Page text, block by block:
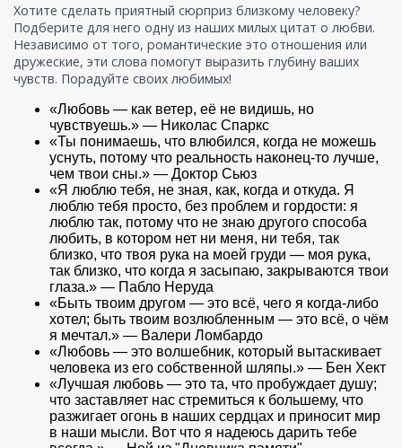
Хотите сделать приятный сюрприз близкому человеку?
Подберите для него одну из наших милых цитат о любви.
Независимо от того, романтические это отношения или
дружеские, эти слова помогут выразить глубину ваших
чувств. Порадуйте своих любимых!
«Любовь — как ветер, её не видишь, но
чувствуешь.» — Николас Спаркс
«Ты понимаешь, что влюбился, когда не можешь
уснуть, потому что реальность наконец-то лучше,
чем твои сны.» — Доктор Сьюз
«Я люблю тебя, не зная, как, когда и откуда. Я
люблю тебя просто, без проблем и гордости: я
люблю так, потому что не знаю другого способа
любить, в котором нет ни меня, ни тебя, так
близко, что твоя рука на моей груди — моя рука,
так близко, что когда я засыпаю, закрываются твои
глаза.» — Пабло Неруда
«Быть твоим другом — это всё, чего я когда-либо
хотел; быть твоим возлюбленным — это всё, о чём
я мечтал.» — Валери Ломбардо
«Любовь — это волшебник, который вытаскивает
человека из его собственной шляпы.» — Бен Хект
«Лучшая любовь — это та, что пробуждает душу;
что заставляет нас стремиться к большему, что
разжигает огонь в наших сердцах и приносит мир
в наши мысли. Вот что я надеюсь дарить тебе